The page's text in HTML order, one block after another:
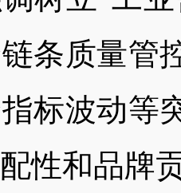
条质量管
标波动等
性和品牌